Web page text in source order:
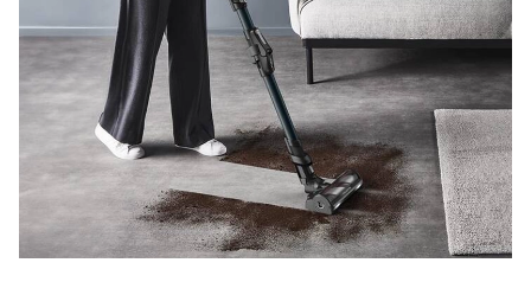
skladné a vždy pripravené na rýchle upratovanie. Výdrž
batérie sa zvyčajne pohybuje od 20 do 60 minútpodľa
zvoleného výkonového režimu. Pri bežnom používaní to
postačuje na upratanie celého bytu. Doba nabíjania
býva približne3 až 5 hodín(pri prémiových modeloch
aj menej).